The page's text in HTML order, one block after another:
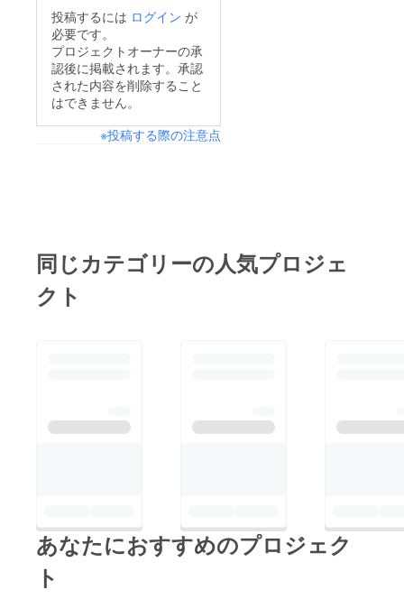
投稿するには ログイン が
必要です。
プロジェクトオーナーの承
認後に掲載されます。承認
された内容を削除すること
はできません。
※投稿する際の注意点
同じカテゴリーの人気プロジェ
クト
あなたにおすすめのプロジェク
ト